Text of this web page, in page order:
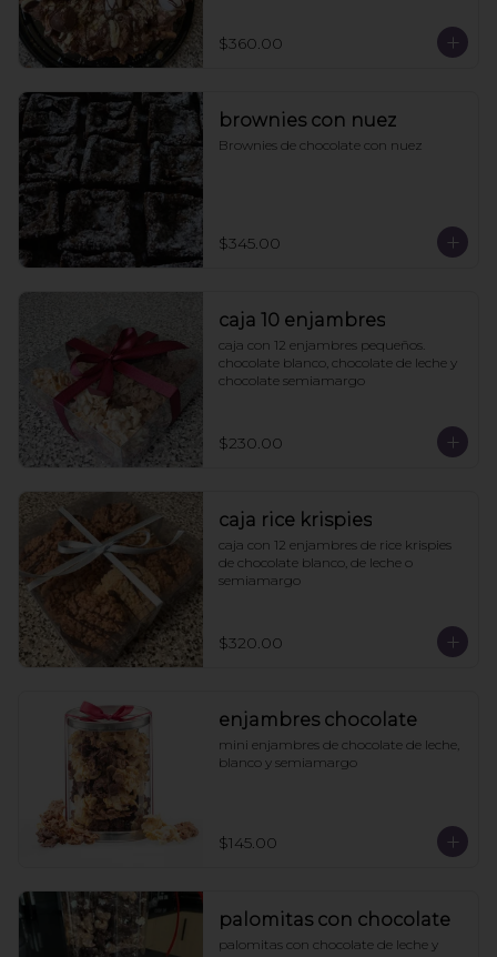
$360.00
brownies con nuez
Brownies de chocolate con nuez
$345.00
caja 10 enjambres
caja con 12 enjambres pequeños.
chocolate blanco, chocolate de leche y
chocolate semiamargo
$230.00
caja rice krispies
caja con 12 enjambres de rice krispies
de chocolate blanco, de leche o
semiamargo
$320.00
enjambres chocolate
mini enjambres de chocolate de leche,
blanco y semiamargo
$145.00
palomitas con chocolate
palomitas con chocolate de leche y